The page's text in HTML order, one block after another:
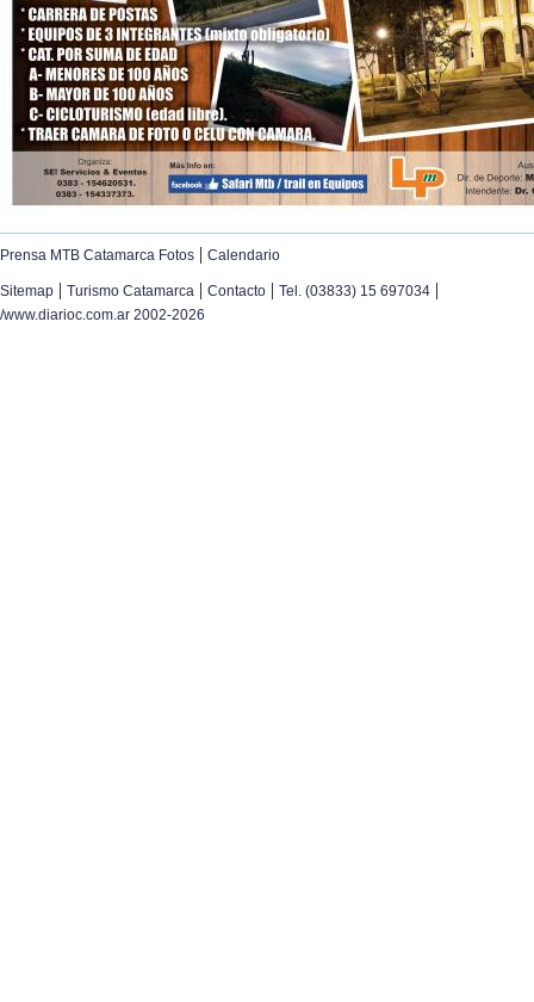
Prensa MTB Catamarca Fotos | Calendario
Sitemap | Turismo Catamarca | Contacto | Tel. (03833) 15 697034 |
/www.diarioc.com.ar 2002-2026